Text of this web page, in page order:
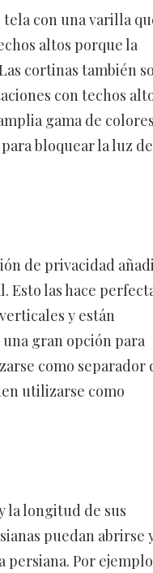
con una varilla
altos porque la
cortinas también
con techos
gama de
bloquear la luz
de privacidad
Esto las hace
y están
gran opción para
como separador
utilizarse como
la longitud de sus
puedan abrirse
Por